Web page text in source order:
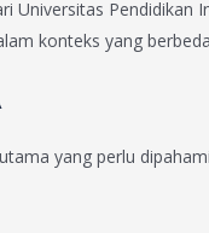
Universitas
konteks yang
yang perlu